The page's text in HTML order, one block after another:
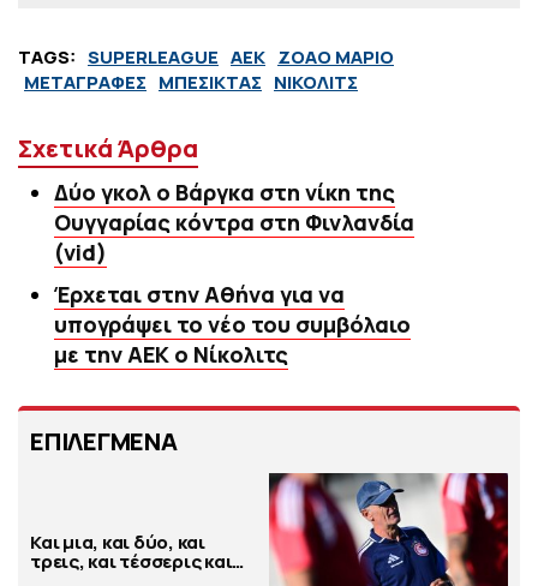
TAGS: SUPERLEAGUE ΑΕΚ ΖΟΑΟ ΜΑΡΙΟ
ΜΕΤΑΓΡΑΦΕΣ ΜΠΕΣΙΚΤΑΣ ΝΙΚΟΛΙΤΣ
Σχετικά Άρθρα
Δύο γκολ ο Βάργκα στη νίκη της
Ουγγαρίας κόντρα στη Φινλανδία
(vid)
Έρχεται στην Αθήνα για να
υπογράψει το νέο του συμβόλαιο
με την ΑΕΚ ο Νίκολιτς
ΕΠΙΛΕΓΜΕΝΑ
Και μια, και δύο, και
τρεις, και τέσσερις και…